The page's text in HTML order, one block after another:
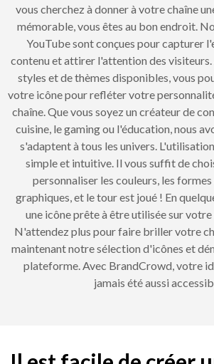
vous cherchez à donner à votre chaîne
mémorable, vous êtes au bon endroit.
YouTube sont conçues pour capturer
contenu et attirer l'attention des visiteurs.
styles et de thèmes disponibles, vous
votre icône pour refléter votre
chaîne. Que vous soyez un créateur de
cuisine, le gaming ou l'éducation, nous
s'adaptent à tous les univers.
simple et intuitive. Il vous suffit de
personnaliser les couleurs, les
graphiques, et le tour est joué ! En
une icône prête à être utilisée sur votre
N'attendez plus pour faire briller votre
maintenant notre sélection d'icônes et
plateforme. Avec BrandCrowd, votre
jamais été aussi